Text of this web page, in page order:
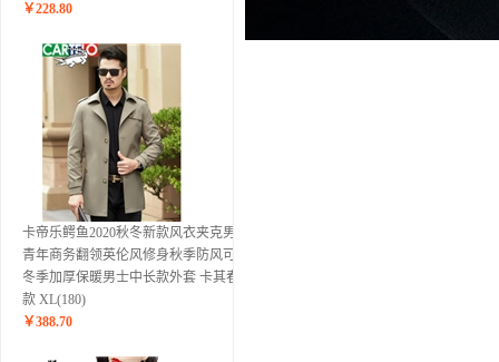
￥228.80
卡帝乐鳄鱼2020秋冬新款风衣夹克男 中
青年商务翻领英伦风修身秋季防风可选
冬季加厚保暖男士中长款外套 卡其春秋
款 XL(180)
￥388.70